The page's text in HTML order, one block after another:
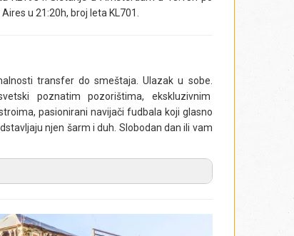
u 21:20h, broj leta KL701.
transfer do smeštaja. Ulazak u sobe.
poznatim pozorištima, ekskluzivnim
pasionirani navijači fudbala koji glasno
njen šarm i duh. Slobodan dan ili vam
de Mayo) iz 1884. godine, koji je nastao
bio je poprište najznačajnijih događaja u